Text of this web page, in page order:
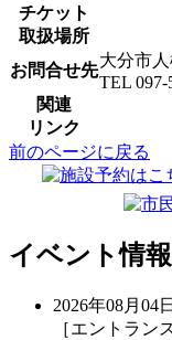
チケット
取扱場所
お問合せ先
大分市
TEL 097-
関連
リンク
前のページに戻る
イベント情報
2026年08月04
［エントラン